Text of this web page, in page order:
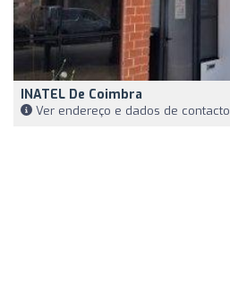
INATEL De Coimbra
Ver endereço e dados de contacto